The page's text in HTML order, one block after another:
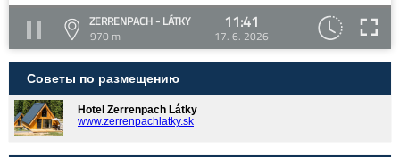
ZERRENPACH - LÁTKY
970 m
11:41
17. 6. 2026
Советы по размещению
Hotel Zerrenpach Látky
www.zerrenpachlatky.sk